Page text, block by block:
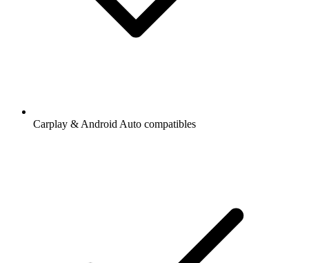
Carplay & Android Auto compatibles